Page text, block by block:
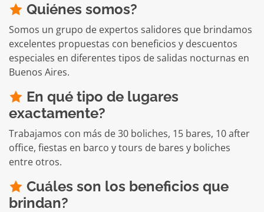
Quiénes somos?
Somos un grupo de expertos salidores que brindamos
excelentes propuestas con beneficios y descuentos
especiales en diferentes tipos de salidas nocturnas en
Buenos Aires.
En qué tipo de lugares
exactamente?
Trabajamos con más de 30 boliches, 15 bares, 10 after
office, fiestas en barco y tours de bares y boliches
entre otros.
Cuáles son los beneficios que
brindan?